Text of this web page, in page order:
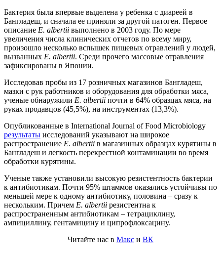
Бактерия была впервые выделена у ребенка с диареей в
Бангладеш, и сначала ее приняли за другой патоген. Первое
описание E. аlbertii выполнено в 2003 году. По мере
увеличения числа клинических отчетов по всему миру,
произошло несколько вспышек пищевых отравлений у людей,
вызванных E. аlbertii. Среди прочего массовые отравления
зафиксированы в Японии.
Исследовав пробы из 17 розничных магазинов Бангладеш,
мазки с рук работников и оборудования для обработки мяса,
ученые обнаружили E. albertii почти в 64% образцах мяса, на
руках продавцов (45,5%), на инструментах (13,3%).
Опубликованные в International Journal of Food Microbiology
результаты исследований указывают на широкое
распространение E. albertii в магазинных образцах курятины в
Бангладеш и легкость перекрестной контаминации во время
обработки курятины.
Ученые также установили высокую резистентность бактерии
к антибиотикам. Почти 95% штаммов оказались устойчивы по
меньшей мере к одному антибиотику, половина – сразу к
нескольким. Причем E. albertii резистентна к
распространенным антибиотикам – тетрациклину,
ампициллину, гентамицину и ципрофлоксацину.
Читайте нас в Макс и ВК